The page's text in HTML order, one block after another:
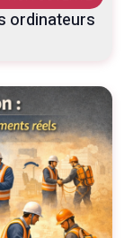
ordinateurs